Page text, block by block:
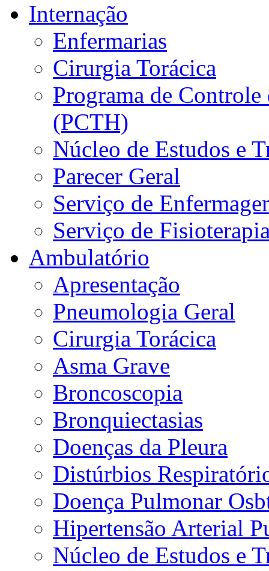
Internação
Enfermarias
Cirurgia Torácica
Programa de
(PCTH)
Núcleo de Estudos e
Parecer Geral
Serviço de
Serviço de
Ambulatório
Apresentação
Pneumologia Geral
Cirurgia Torácica
Asma Grave
Broncoscopia
Bronquiectasias
Doenças da Pleura
Distúrbios
Doença Pulmonar
Hipertensão Arterial
Núcleo de Estudos e